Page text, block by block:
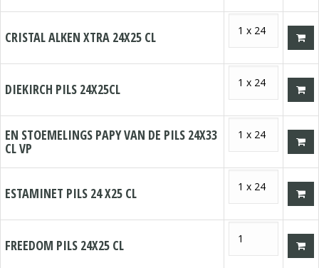
CRISTAL ALKEN XTRA 24X25 CL
DIEKIRCH PILS 24X25CL
EN STOEMELINGS PAPY VAN DE PILS 24X33
CL VP
ESTAMINET PILS 24 X25 CL
FREEDOM PILS 24X25 CL